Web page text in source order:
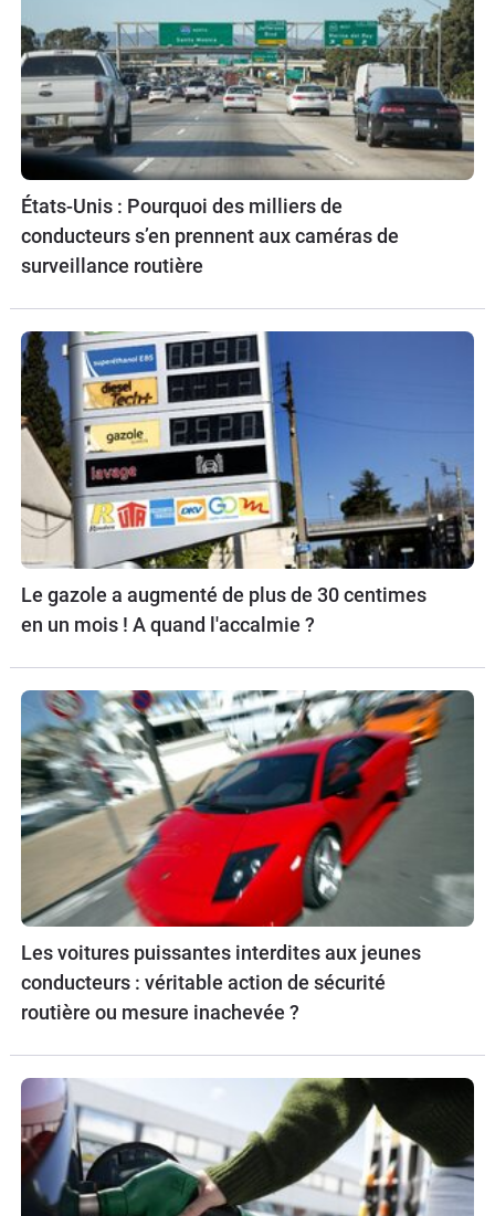
États-Unis : Pourquoi des milliers de
conducteurs s’en prennent aux caméras de
surveillance routière
Le gazole a augmenté de plus de 30 centimes
en un mois ! A quand l'accalmie ?
Les voitures puissantes interdites aux jeunes
conducteurs : véritable action de sécurité
routière ou mesure inachevée ?